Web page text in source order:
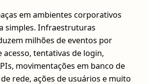
em ambientes corporativos
simples. Infraestruturas
milhões de eventos por
acesso, tentativas de login,
movimentações em banco de
rede, ações de usuários e muito